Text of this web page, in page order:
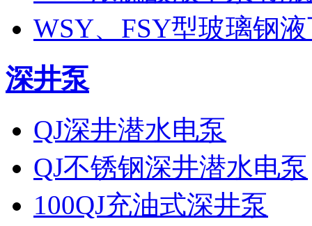
WSY、FSY型玻璃钢
深井泵
QJ深井潜水电泵
QJ不锈钢深井潜水电泵
100QJ充油式深井泵